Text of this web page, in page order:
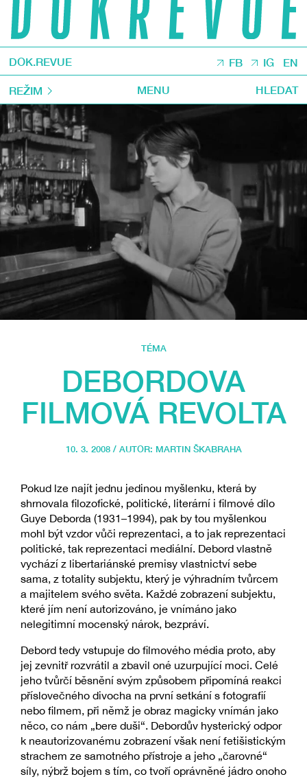
DOK.REVUE FB IG EN
REŽIM MENU HLEDAT
TÉMA
DEBORDOVA
FILMOVÁ REVOLTA
10. 3. 2008 / AUTOR: MARTIN ŠKABRAHA
Pokud lze najít jednu jedinou myšlenku, která by
shrnovala filozofické, politické, literární i filmové dílo
Guye Deborda (1931–1994), pak by tou myšlenkou
mohl být vzdor vůči reprezentaci, a to jak reprezentaci
politické, tak reprezentaci mediální. Debord vlastně
vychází z libertariánské premisy vlastnictví sebe
sama, z totality subjektu, který je výhradním tvůrcem
a majitelem svého světa. Každé zobrazení subjektu,
které jím není autorizováno, je vnímáno jako
nelegitimní mocenský nárok, bezpráví.
Debord tedy vstupuje do filmového média proto, aby
jej zevnitř rozvrátil a zbavil oné uzurpující moci. Celé
jeho tvůrčí běsnění svým způsobem připomíná reakci
příslovečného divocha na první setkání s fotografií
nebo filmem, při němž je obraz magicky vnímán jako
něco, co nám „bere duši“. Debordův hysterický odpor
k neautorizovanému zobrazení však není fetišistickým
strachem ze samotného přístroje a jeho „čarovné“
síly, nýbrž bojem s tím, co tvoří oprávněné jádro onoho